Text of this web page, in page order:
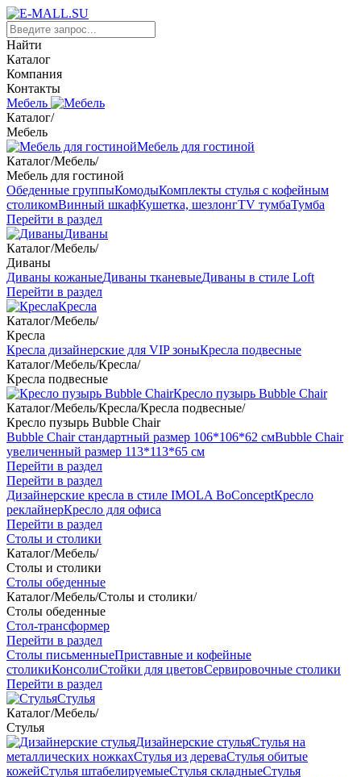
Найти
Каталог
Компания
Контакты
Мебель
Каталог/
Мебель
Мебель для гостиной
Каталог/Мебель/
Мебель для гостиной
Обеденные группыКомодыКомплекты стулья с кофейным
столикомВинный шкафКушетка, шезлонгTV тумбаТумба
Перейти в раздел
Диваны
Каталог/Мебель/
Диваны
Диваны кожаныеДиваны тканевыеДиваны в стиле Loft
Перейти в раздел
Кресла
Каталог/Мебель/
Кресла
Кресла дизайнерские для VIP зоныКресла подвесные
Каталог/Мебель/Кресла/
Кресла подвесные
Кресло пузырь Bubble Chair
Каталог/Мебель/Кресла/Кресла подвесные/
Кресло пузырь Bubble Chair
Bubble Chair стандартный размер 106*106*62 смBubble Chair
увеличенный размер 113*113*65 см
Перейти в раздел
Перейти в раздел
Дизайнерские кресла в стиле IMOLA BoConceptКресло
реклайнерКресло для офиса
Перейти в раздел
Столы и столики
Каталог/Мебель/
Столы и столики
Столы обеденные
Каталог/Мебель/Столы и столики/
Столы обеденные
Стол-трансформер
Перейти в раздел
Столы письменныеПриставные и кофейные
столикиКонсолиСтойки для цветовСервировочные столики
Перейти в раздел
Стулья
Каталог/Мебель/
Стулья
Дизайнерские стульяСтулья на
металлических ножкахСтулья из дереваСтулья обитые
кожейСтулья штабелируемыеСтулья складныеСтулья